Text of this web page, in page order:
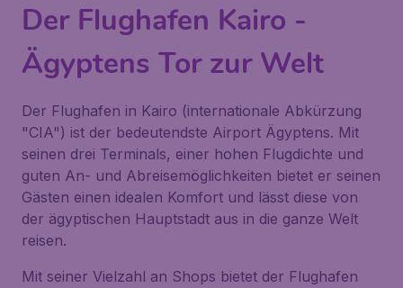
Der Flughafen Kairo -
Ägyptens Tor zur Welt
Der Flughafen in Kairo (internationale Abkürzung
"CIA") ist der bedeutendste Airport Ägyptens. Mit
seinen drei Terminals, einer hohen Flugdichte und
guten An- und Abreisemöglichkeiten bietet er seinen
Gästen einen idealen Komfort und lässt diese von
der ägyptischen Hauptstadt aus in die ganze Welt
reisen.
Mit seiner Vielzahl an Shops bietet der Flughafen